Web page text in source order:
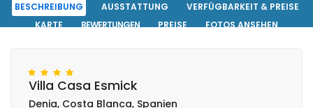
BESCHREIBUNG AUSSTATTUNG
VERFÜGBARKEIT & PREISE
KARTE
BEWERTUNGEN PREISE
FOTOS ANSEHEN
Villa Casa Esmick
Denia, Costa Blanca, Spanien